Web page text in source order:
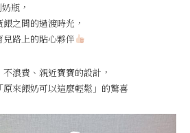
瓶，
之間的過渡時光，
路上的貼心夥伴
浪費、親近寶寶的設計，
來餵奶可以這麼輕鬆」的驚喜